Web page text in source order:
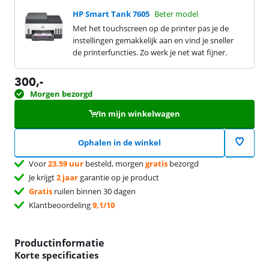
HP Smart Tank 7605 Beter model
Met het touchscreen op de printer pas je de
instellingen gemakkelijk aan en vind je sneller
de printerfuncties. Zo werk je net wat fijner.
300,-
Morgen bezorgd
In mijn winkelwagen
Ophalen in de winkel
Voor23.59 uur besteld, morgen gratis bezorgd
Je krijgt2 jaargarantie op je product
Gratis ruilen binnen 30 dagen
Klantbeoordeling9,1/10
Productinformatie
Korte specificaties